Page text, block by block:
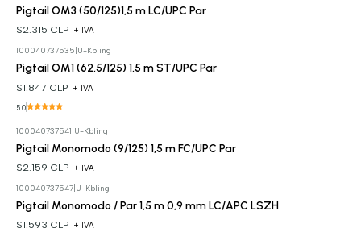
Pigtail OM3 (50/125)1,5 m LC/UPC Par
$2.315 CLP + IVA
100040737535 U-Kbling
Pigtail OM1 (62,5/125) 1,5 m ST/UPC Par
$1.847 CLP + IVA
5.0
100040737541 U-Kbling
Pigtail Monomodo (9/125) 1,5 m FC/UPC Par
$2.159 CLP + IVA
100040737547| U-Kbling
Pigtail Monomodo / Par 1,5 m 0,9 mm LC/APC LSZH
$1.593 CLP + IVA